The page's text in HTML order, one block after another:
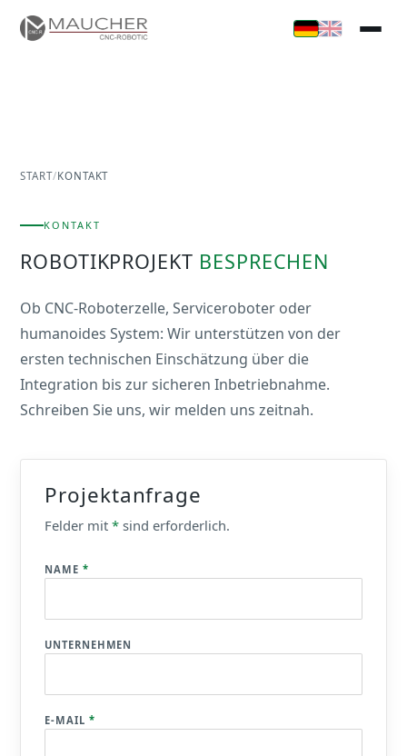
START/KONTAKT
KONTAKT
ROBOTIKPROJEKT BESPRECHEN
Ob CNC-Roboterzelle, Serviceroboter oder
humanoides System: Wir unterstützen von der
ersten technischen Einschätzung über die
Integration bis zur sicheren Inbetriebnahme.
Schreiben Sie uns, wir melden uns zeitnah.
Projektanfrage
Felder mit* sind erforderlich.
NAME *
UNTERNEHMEN
E-MAIL *